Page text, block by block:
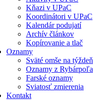
Kňazi v UPaC
Koordinátori v UPaC
Kalendár podujatí
Archív článkov
Kopírovanie a tlač
Oznamy
Sväté omše na týždeň
Oznamy z Rybárpoľa
Farské oznamy
Sviatosť zmierenia
Kontakt